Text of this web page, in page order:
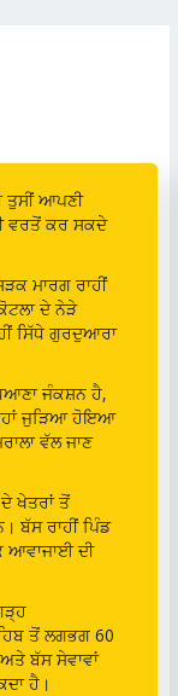
ਤੁਸੀਂ ਆਪਣੀ
ਵਰਤੋਂ ਕਰ ਸਕਦੇ
ਮਾਰਗ ਰਾਹੀਂ
ਦੇ ਨੇੜੇ
ਸਿੱਧੇ ਗੁਰਦੁਆਰਾ
ਜੰਕਸ਼ਨ ਹੈ,
ਜੁੜਿਆ ਹੋਇਆ
ਵੱਲ ਜਾਣ
ਖੇਤਰਾਂ ਤੋਂ
ਬੱਸ ਰਾਹੀਂ ਪਿੰਡ
ਆਵਾਜਾਈ ਦੀ
ਤੋਂ ਲਗਭਗ 60
ਬੱਸ ਸੇਵਾਵਾਂ
ਹੈ।